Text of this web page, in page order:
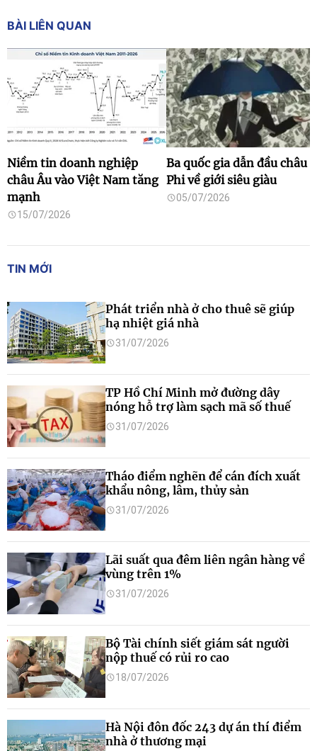
BÀI LIÊN QUAN
Niềm tin doanh nghiệp
châu Âu vào Việt Nam tăng
mạnh
15/07/2026
Ba quốc gia dẫn đầu châu
Phi về giới siêu giàu
05/07/2026
TIN MỚI
Phát triển nhà ở cho thuê sẽ giúp
hạ nhiệt giá nhà
31/07/2026
TP Hồ Chí Minh mở đường dây
nóng hỗ trợ làm sạch mã số thuế
31/07/2026
Tháo điểm nghẽn để cán đích xuất
khẩu nông, lâm, thủy sản
31/07/2026
Lãi suất qua đêm liên ngân hàng về
vùng trên 1%
31/07/2026
Bộ Tài chính siết giám sát người
nộp thuế có rủi ro cao
18/07/2026
Hà Nội đôn đốc 243 dự án thí điểm
nhà ở thương mại